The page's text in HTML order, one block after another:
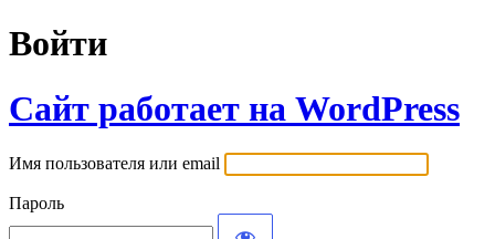
Войти
Сайт работает на WordPress
Имя пользователя или email
Пароль